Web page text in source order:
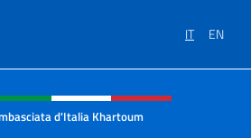
IT EN
social e menù
d'Italia Khartoum